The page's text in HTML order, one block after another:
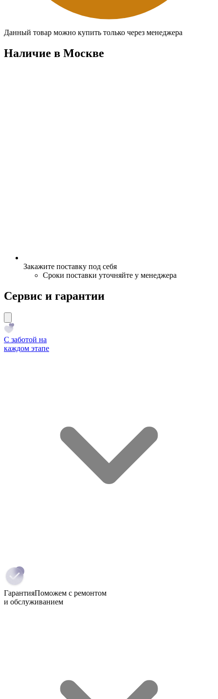
Данный товар можно купить только через менеджера
Наличие в Москвe
Закажите поставку под себя
Сроки поставки уточняйте у менеджера
Сервис и гарантии
С заботой на
каждом этапе
ГарантияПоможем с ремонтом
и обслуживанием